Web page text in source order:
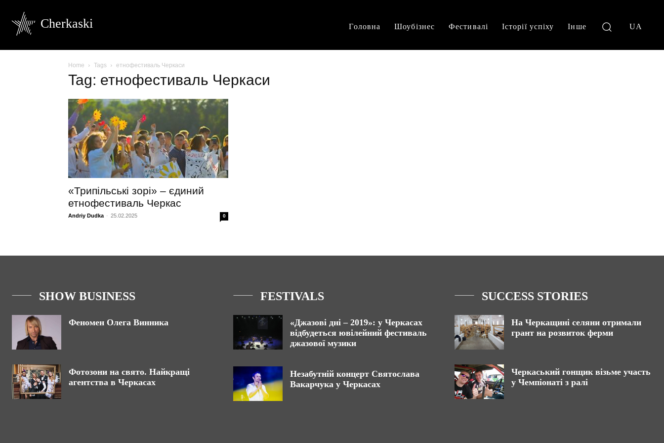
Cherkaski Головна Шоубізнес Фестивалі Історії успіху Інше UA
Home Tags етнофестиваль Черкаси
Tag: етнофестиваль Черкаси
«Трипільські зорі» – єдиний
етнофестиваль Черкас
Andriy Dudka - 25.02.2025 0
SHOW BUSINESS
Феномен Олега Винника
Фотозони на свято. Найкращі
агентства в Черкасах
FESTIVALS
«Джазові дні – 2019»: у Черкасах
відбудеться ювілейний фестиваль
джазової музики
Незабутній концерт Святослава
Вакарчука у Черкасах
SUCCESS STORIES
На Черкащині селяни отримали
грант на розвиток ферми
Черкаський гонщик візьме участь
у Чемпіонаті з ралі